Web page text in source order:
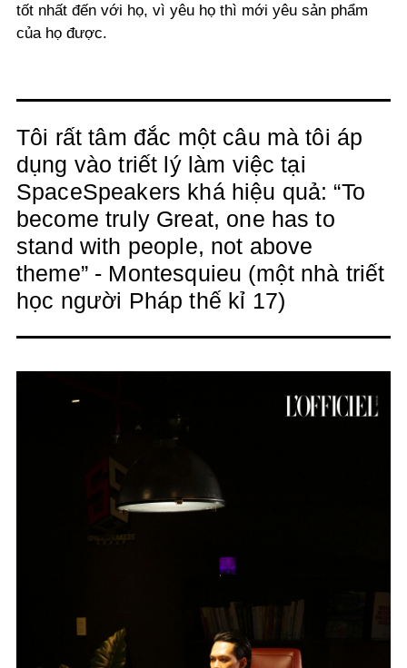
tốt nhất đến với họ, vì yêu họ thì mới yêu sản phẩm
của họ được.
Tôi rất tâm đắc một câu mà tôi áp
dụng vào triết lý làm việc tại
SpaceSpeakers khá hiệu quả: “To
become truly Great, one has to
stand with people, not above
theme” - Montesquieu (một nhà triết
học người Pháp thế kỉ 17)